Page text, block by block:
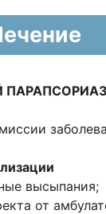
высыпания;
от